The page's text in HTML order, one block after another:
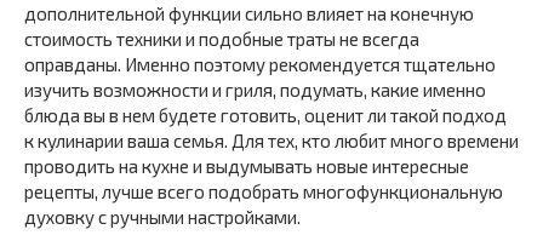
дополнительной функции сильно влияет на конечную
стоимость техники и подобные траты не всегда
оправданы. Именно поэтому рекомендуется тщательно
изучить возможности и гриля, подумать, какие именно
блюда вы в нем будете готовить, оценит ли такой подход
к кулинарии ваша семья. Для тех, кто любит много времени
проводить на кухне и выдумывать новые интересные
рецепты, лучше всего подобрать многофункциональную
духовку с ручными настройками.